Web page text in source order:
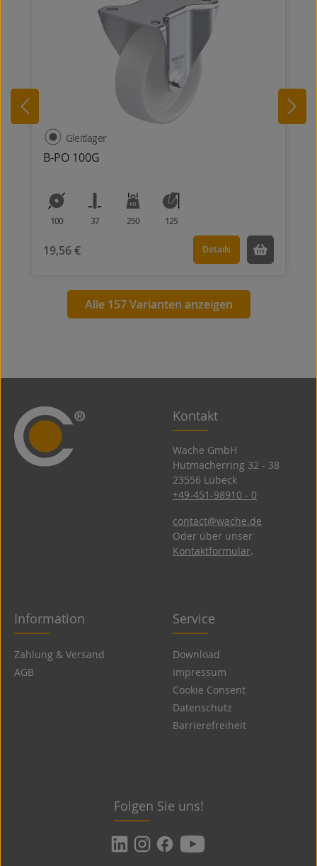
B-PO 100G
Gleitlager
100 37 250 125
19,56 € Details
Alle 157 Varianten anzeigen
Kontakt
Wache GmbH
Hutmacherring 32 ­- 38
23556 Lübeck
+49-451-98910 - 0
contact@wache.de
Oder über unser
Kontaktformular.
Information
Zahlung & Versand
AGB
Service
Download
Impressum
Cookie Consent
Datenschutz
Barrierefreiheit
Folgen Sie uns!